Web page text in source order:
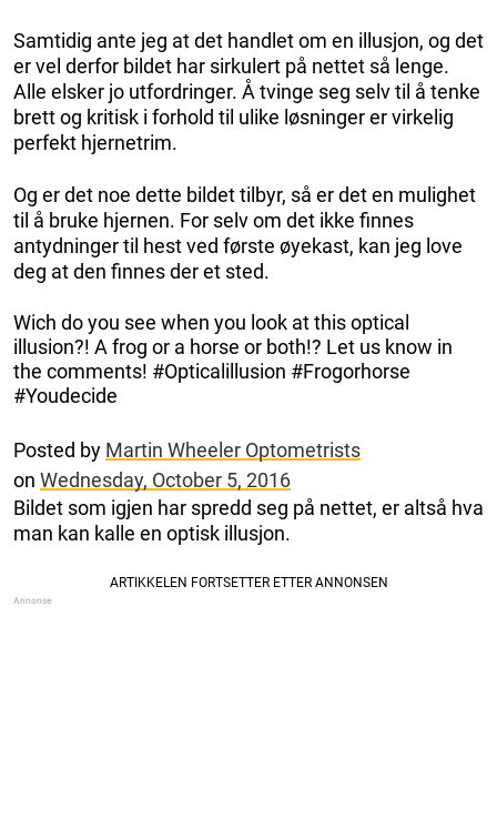
Samtidig ante jeg at det handlet om en illusjon, og det
er vel derfor bildet har sirkulert på nettet så lenge.
Alle elsker jo utfordringer. Å tvinge seg selv til å tenke
brett og kritisk i forhold til ulike løsninger er virkelig
perfekt hjernetrim.
Og er det noe dette bildet tilbyr, så er det en mulighet
til å bruke hjernen. For selv om det ikke finnes
antydninger til hest ved første øyekast, kan jeg love
deg at den finnes der et sted.
Wich do you see when you look at this optical
illusion?! A frog or a horse or both!? Let us know in
the comments! #Opticalillusion #Frogorhorse
#Youdecide
Posted by Martin Wheeler Optometrists
on Wednesday, October 5, 2016
Bildet som igjen har spredd seg på nettet, er altså hva
man kan kalle en optisk illusjon.